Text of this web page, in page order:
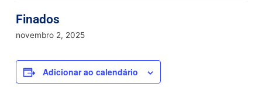
Finados
novembro 2, 2025
Adicionar ao calendário